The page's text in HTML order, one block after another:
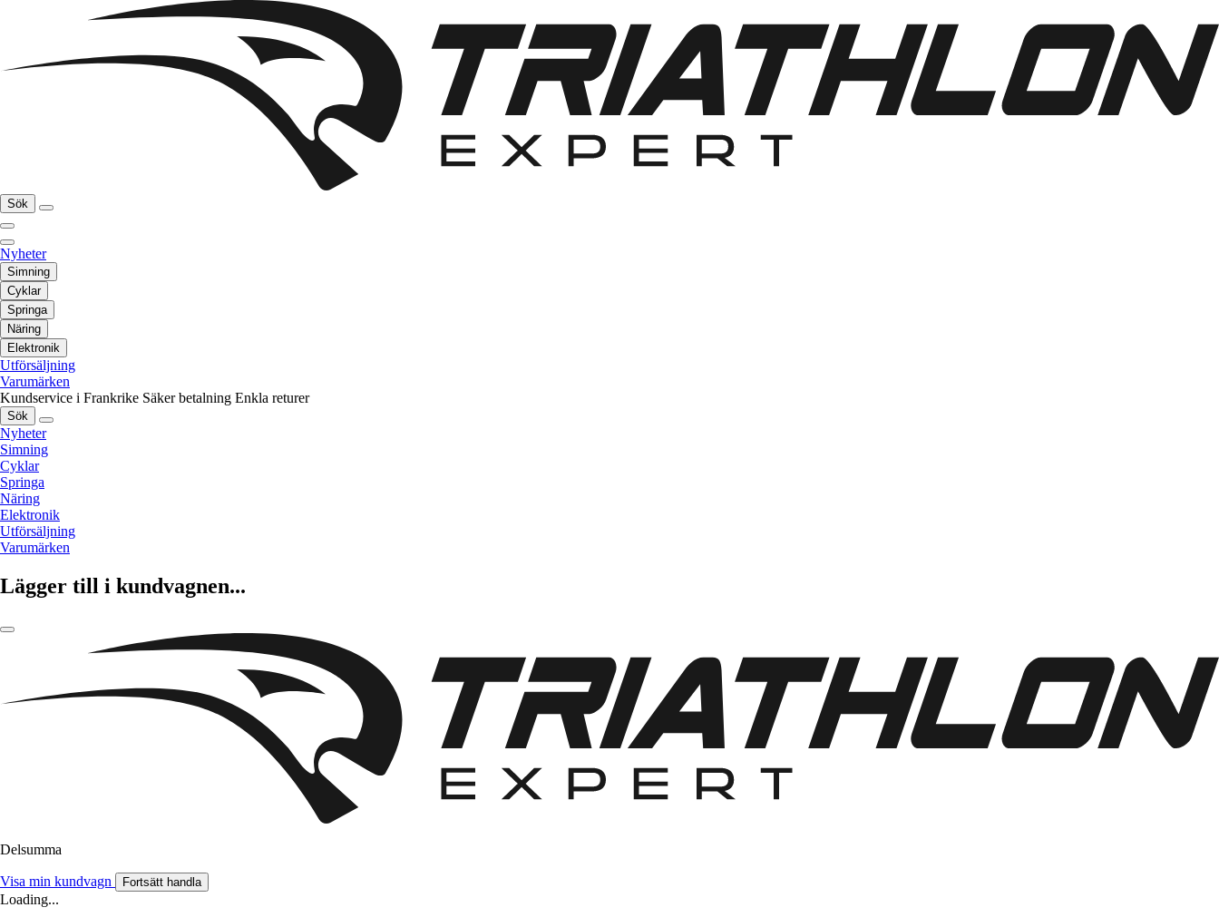
Sök
Nyheter
Simning
Cyklar
Springa
Näring
Elektronik
Utförsäljning
Varumärken
Kundservice i Frankrike Säker betalning Enkla returer
Sök
Nyheter
Simning
Cyklar
Springa
Näring
Elektronik
Utförsäljning
Varumärken
Lägger till i kundvagnen...
Delsumma
Visa min kundvagn Fortsätt handla
Loading...